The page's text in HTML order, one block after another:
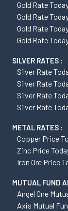
Gold Rate
Gold Rate
Gold Rate
Gold Rate
SILVER RATES :
Silver Rate
Silver Rate
Silver Rate
Silver Rate
METAL RATES :
Copper Price
Zinc Price
Iron Ore Price
MUTUAL FUND
Angel One
Axis Mutual